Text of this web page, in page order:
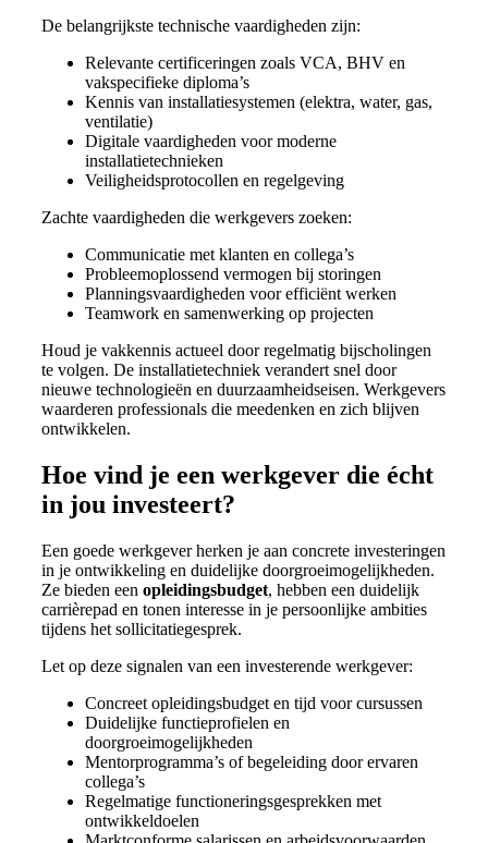
De belangrijkste technische vaardigheden zijn:
Relevante certificeringen zoals VCA, BHV en
vakspecifieke diploma’s
Kennis van installatiesystemen (elektra, water, gas,
ventilatie)
Digitale vaardigheden voor moderne
installatietechnieken
Veiligheidsprotocollen en regelgeving
Zachte vaardigheden die werkgevers zoeken:
Communicatie met klanten en collega’s
Probleemoplossend vermogen bij storingen
Planningsvaardigheden voor efficiënt werken
Teamwork en samenwerking op projecten
Houd je vakkennis actueel door regelmatig bijscholingen
te volgen. De installatietechniek verandert snel door
nieuwe technologieën en duurzaamheidseisen. Werkgevers
waarderen professionals die meedenken en zich blijven
ontwikkelen.
Hoe vind je een werkgever die écht
in jou investeert?
Een goede werkgever herken je aan concrete investeringen
in je ontwikkeling en duidelijke doorgroeimogelijkheden.
Ze bieden een opleidingsbudget, hebben een duidelijk
carrièrepad en tonen interesse in je persoonlijke ambities
tijdens het sollicitatiegesprek.
Let op deze signalen van een investerende werkgever:
Concreet opleidingsbudget en tijd voor cursussen
Duidelijke functieprofielen en
doorgroeimogelijkheden
Mentorprogramma’s of begeleiding door ervaren
collega’s
Regelmatige functioneringsgesprekken met
ontwikkeldoelen